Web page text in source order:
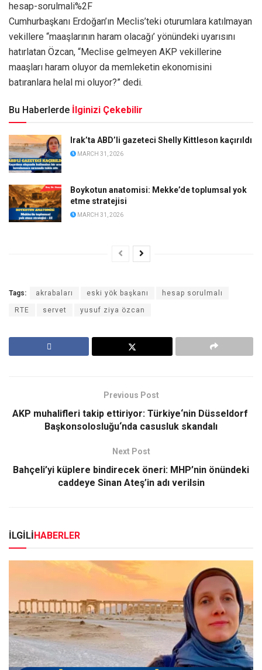
hesap-sorulmali%2F
Cumhurbaşkanı Erdoğan’ın Meclis’teki oturumlara katılmayan
vekillere “maaşlarının haram olacağı’ yönündeki uyarısını
hatırlatan Özcan, “Meclise gelmeyen AKP vekillerine
maaşları haram oluyor da memleketin ekonomisini
batıranlara helal mi oluyor?” dedi.
Bu Haberlerde İlginizi Çekebilir
Irak’ta ABD’li gazeteci Shelly Kittleson kaçırıldı
MARCH 31, 2026
Boykotun anatomisi: Mekke’de toplumsal yok
etme stratejisi
MARCH 31, 2026
Tags: akrabaları eski yök başkanı hesap sorulmalı
RTE servet yusuf ziya özcan
Previous Post
AKP muhalifleri takip ettiriyor: Türkiye‘nin Düsseldorf
Başkonsolosluğu‘nda casusluk skandalı
Next Post
Bahçeli’yi küplere bindirecek öneri: MHP’nin önündeki
caddeye Sinan Ateş’in adı verilsin
İLGİLİHABERLER